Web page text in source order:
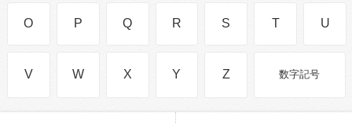
O P Q R S T U
V W X Y Z 数字記号